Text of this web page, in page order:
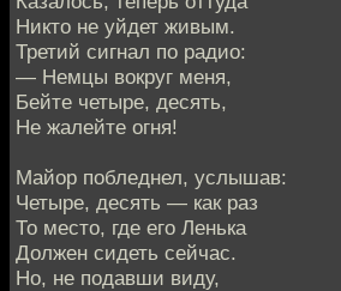
Никто не уйдет живым.
Третий сигнал по радио:
— Немцы вокруг меня,
Бейте четыре, десять,
Не жалейте огня!
Майор побледнел, услышав:
Четыре, десять — как раз
То место, где его Ленька
Должен сидеть сейчас.
Но, не подавши виду,